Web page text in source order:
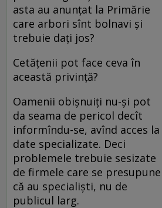
asta au anunțat la Primărie
care arbori sînt bolnavi și
trebuie dați jos?
Cetățenii pot face ceva în
această privință?
Oamenii obișnuiți nu-și pot
da seama de pericol decît
informîndu-se, avînd acces la
date specializate. Deci
problemele trebuie sesizate
de firmele care se presupune
că au specialiști, nu de
publicul larg.